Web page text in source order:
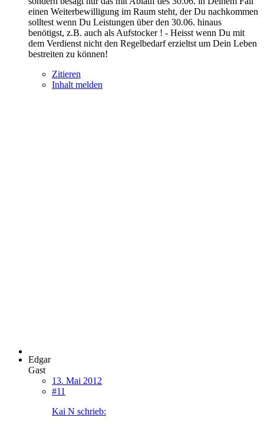
einen Weiterbewilligung im Raum steht, der Du nachkommen
solltest wenn Du Leistungen über den 30.06. hinaus
benötigst, z.B. auch als Aufstocker ! - Heisst wenn Du mit
dem Verdienst nicht den Regelbedarf erzieltst um Dein Leben
bestreiten zu können!
Zitieren
Inhalt melden
Edgar
Gast
13. Mai 2012
#11
Kai N schrieb: